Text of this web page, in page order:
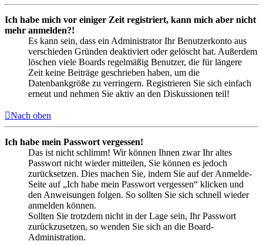
Ich habe mich vor einiger Zeit registriert, kann mich aber nicht
mehr anmelden?!
Es kann sein, dass ein Administrator Ihr Benutzerkonto aus
verschieden Gründen deaktiviert oder gelöscht hat. Außerdem
löschen viele Boards regelmäßig Benutzer, die für längere
Zeit keine Beiträge geschrieben haben, um die
Datenbankgröße zu verringern. Registrieren Sie sich einfach
erneut und nehmen Sie aktiv an den Diskussionen teil!
Nach oben
Ich habe mein Passwort vergessen!
Das ist nicht schlimm! Wir können Ihnen zwar Ihr altes
Passwort nicht wieder mitteilen, Sie können es jedoch
zurücksetzen. Dies machen Sie, indem Sie auf der Anmelde-
Seite auf „Ich habe mein Passwort vergessen“ klicken und
den Anweisungen folgen. So sollten Sie sich schnell wieder
anmelden können.
Sollten Sie trotzdem nicht in der Lage sein, Ihr Passwort
zurückzusetzen, so wenden Sie sich an die Board-
Administration.